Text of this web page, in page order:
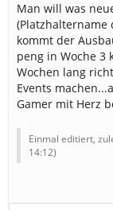
Man will was
(Platzhaltername
kommt der
peng in Woche 3
Wochen lang
Events
Gamer mit Herz
Einmal editiert,
14:12)